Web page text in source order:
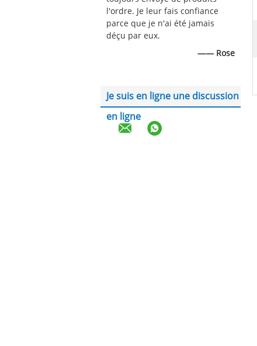
l'ordre. Je leur fais confiance
parce que je n'ai été jamais
déçu par eux.
—— Rose
Je suis en ligne une discussion
en ligne